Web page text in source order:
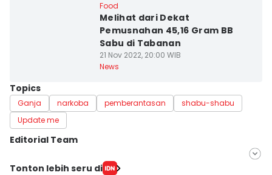
Food
Melihat dari Dekat
Pemusnahan 45,16 Gram BB
Sabu di Tabanan
21 Nov 2022, 20:00 WIB
News
Topics
Ganja narkoba pemberantasan
shabu-shabu
Update me
Editorial Team
Editor
Tonton lebih seru di